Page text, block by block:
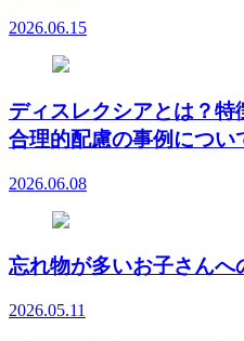
2026.06.15
ディスレクシアとは？特
合理的配慮の事例につい
2026.06.08
忘れ物が多いお子さんへ
2026.05.11